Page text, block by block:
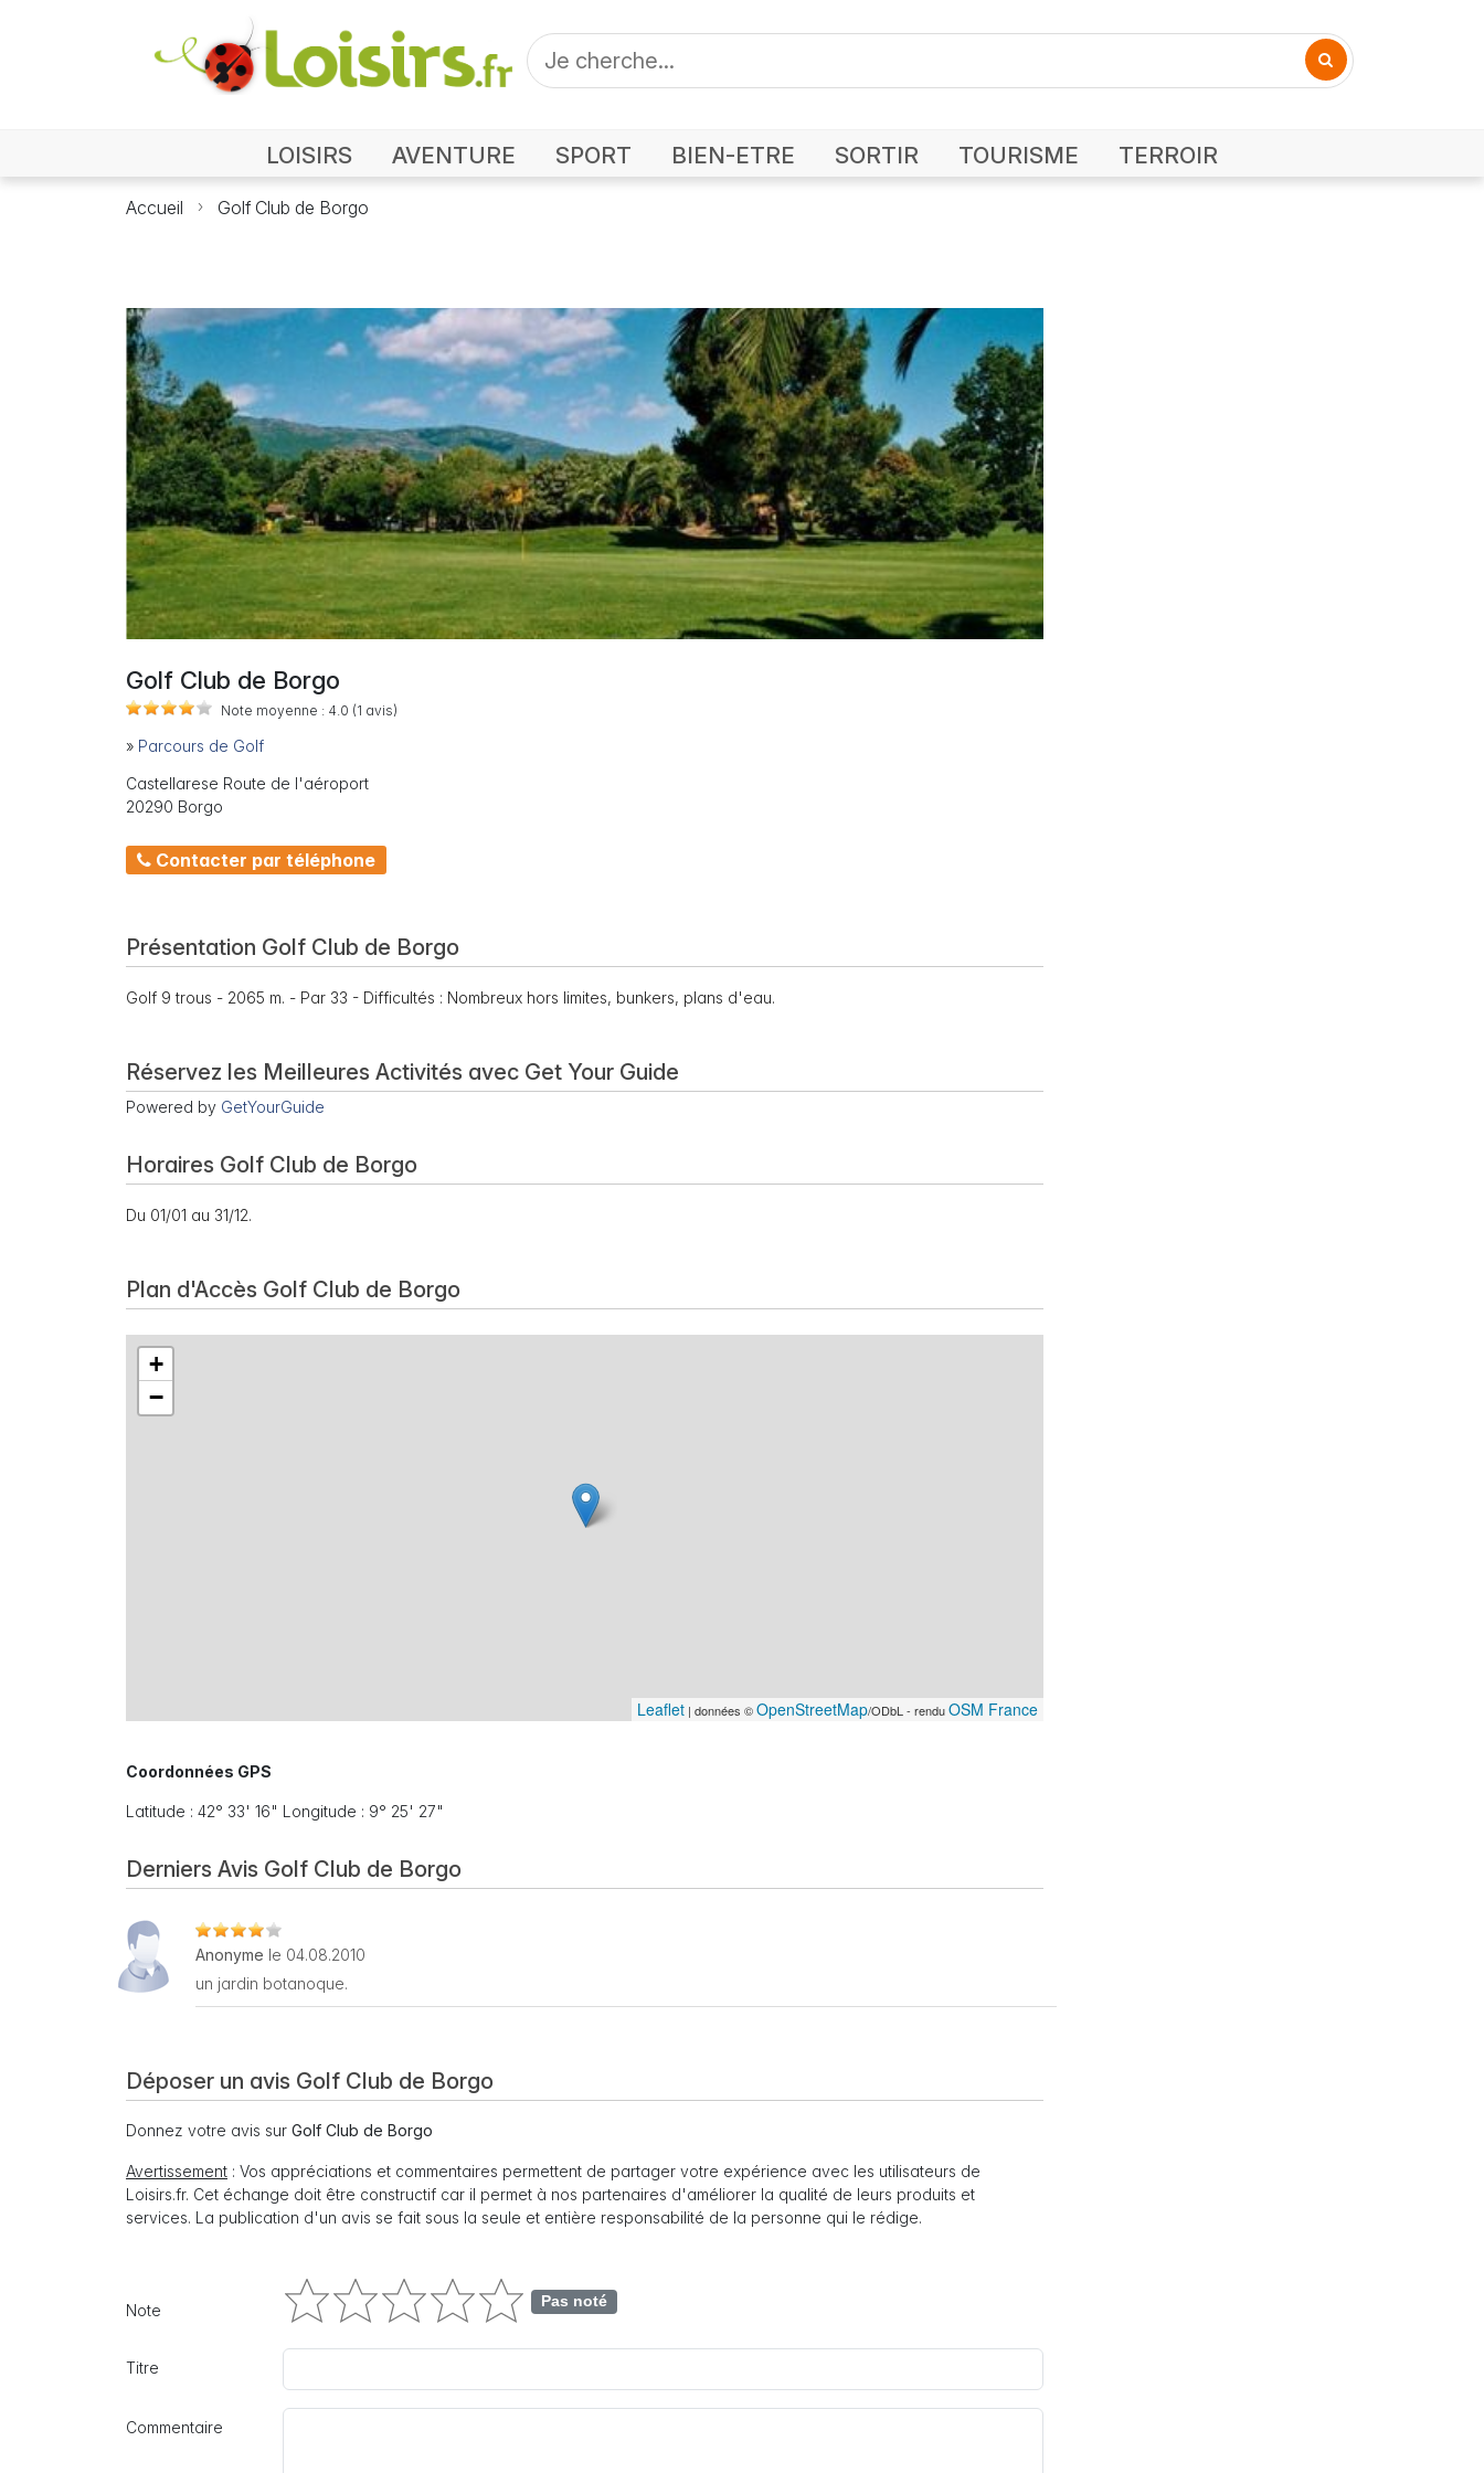
LOISIRS AVENTURE SPORT BIEN-ETRE SORTIR TOURISME TERROIR
Accueil Golf Club de Borgo
Photo Golf Club de Borgo
Golf Club de Borgo
Note moyenne : 4.0 (1 avis)
» Parcours de Golf
Castellarese Route de l'aéroport
20290 Borgo
Contacter par téléphone
Présentation Golf Club de Borgo
Golf 9 trous - 2065 m. - Par 33 - Difficultés : Nombreux hors limites, bunkers, plans d'eau.
Réservez les Meilleures Activités avec Get Your Guide
Powered by GetYourGuide
Horaires Golf Club de Borgo
Du 01/01 au 31/12.
Plan d'Accès Golf Club de Borgo
+
−
Leaflet | données ©OpenStreetMap/ODbL - renduOSM France
Coordonnées GPS
Latitude : 42° 33' 16" Longitude : 9° 25' 27"
Derniers Avis Golf Club de Borgo
Anonyme le 04.08.2010
un jardin botanoque.
Déposer un avis Golf Club de Borgo
Donnez votre avis sur Golf Club de Borgo
Avertissement : Vos appréciations et commentaires permettent de partager votre expérience avec les utilisateurs de
Loisirs.fr. Cet échange doit être constructif car il permet à nos partenaires d'améliorer la qualité de leurs produits et
services. La publication d'un avis se fait sous la seule et entière responsabilité de la personne qui le rédige.
Note Pas noté
Titre
Commentaire